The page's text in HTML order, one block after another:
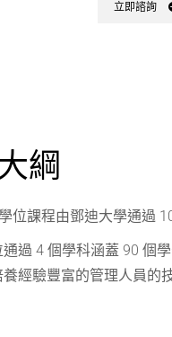
立即諮詢
綱
位課程由鄧迪大學通過
通過 4 個學科涵蓋 90 個
經驗豐富的管理人員的